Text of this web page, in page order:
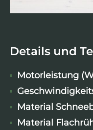
Details und
Motorleistung
Material
Material